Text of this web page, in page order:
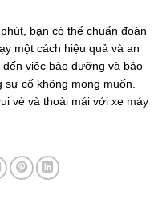
bạn có thể chuẩn đoán
một cách hiệu quả và an
việc bảo dưỡng và bảo
cố không mong muốn.
vẻ và thoải mái với xe máy